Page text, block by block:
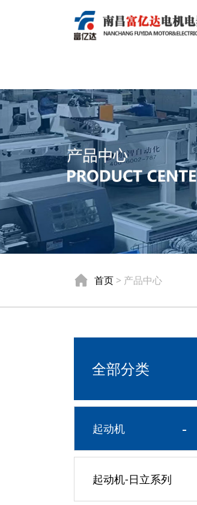
首页> 产品中心
全部分类
起动机 -
起动机-日立系列